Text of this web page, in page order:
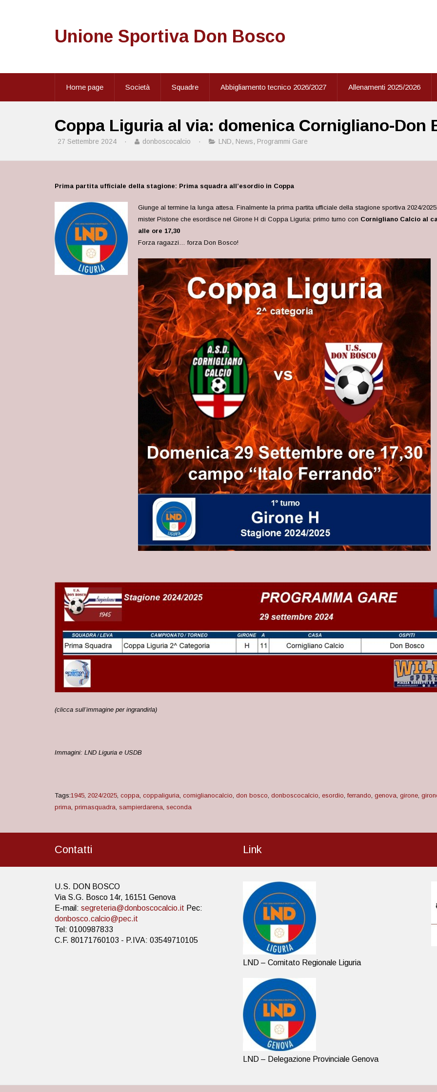
Unione Sportiva Don Bosco
Home page Società Squadre Abbigliamento tecnico 2026/2027 Allenamenti 2025/2026
Coppa Liguria al via: domenica Cornigliano-Don
27 Settembre 2024 · donboscocalcio · LND, News, Programmi Gare
Prima partita ufficiale della stagione: Prima squadra all’esordio in Coppa
Giunge al termine la lunga attesa. Finalmente la prima partita ufficiale della stagione sportiva 2024/
mister Pistoneche esordisce nel Girone H di Coppa Liguria: primo turno con Cornigliano Calcio al
alle ore 17,30
Forza ragazzi… forza Don Bosco!
(clicca sull’immagine per ingrandirla)
Immagini: LND Liguria e USDB
Tags:1945, 2024/2025, coppa, coppaliguria, corniglianocalcio, don bosco, donboscocalcio, esordio,ferrando, genova, girone,
prima, primasquadra, sampierdarena, seconda
Contatti
U.S. DON BOSCO
Via S.G. Bosco 14r, 16151 Genova
E-mail: segreteria@donboscocalcio.it Pec:
donbosco.calcio@pec.it
Tel: 0100987833
C.F. 80171760103 - P.IVA: 03549710105
Link
LND – Comitato Regionale Liguria
LND – Delegazione Provinciale Genova